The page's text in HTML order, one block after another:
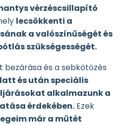
vérzéscsillapító
lecsökkenti a
a valószínűségét és
szükségességét.
és a sebkötözés
és után speciális
alkalmazunk a
érdekében. Ezek
már a műtét